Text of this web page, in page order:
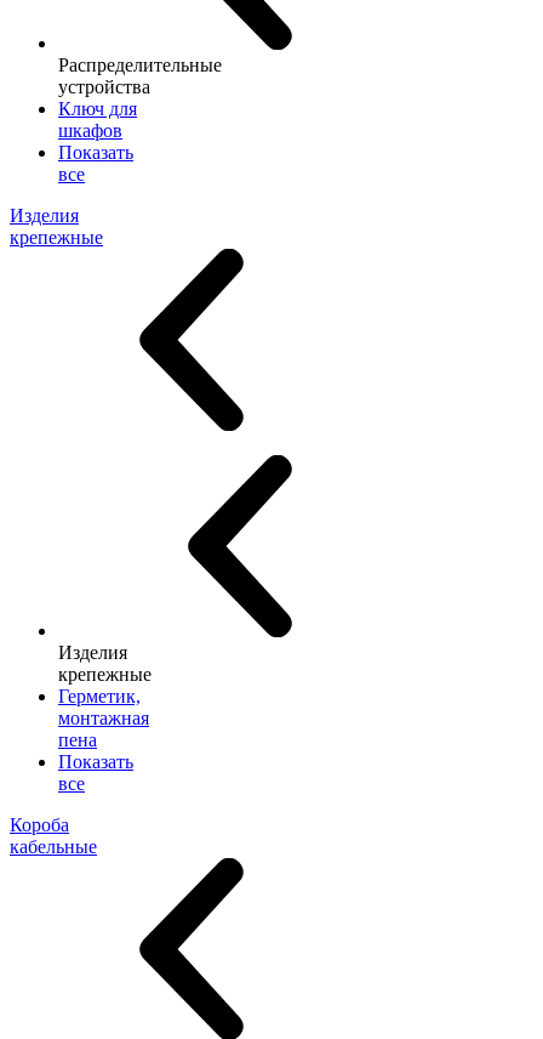
Распределительные
устройства
Ключ для
шкафов
Показать
все
Изделия
крепежные
Изделия
крепежные
Герметик,
монтажная
пена
Показать
все
Короба
кабельные